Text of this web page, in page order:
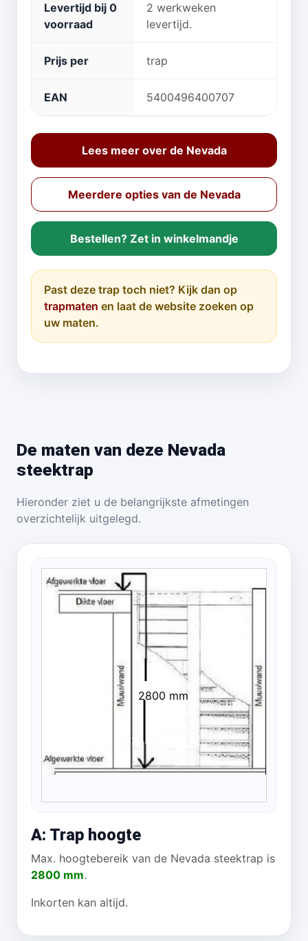
Levertijd bij 0
voorraad
2 werkweken
levertijd.
Prijs per trap
EAN 5400496400707
Lees meer over de Nevada
Meerdere opties van de Nevada
Bestellen? Zet in winkelmandje
Past deze trap toch niet? Kijk dan op
trapmaten en laat de website zoeken op
uw maten.
De maten van deze Nevada
steektrap
Hieronder ziet u de belangrijkste afmetingen
overzichtelijk uitgelegd.
2800 mm
A: Trap hoogte
Max. hoogtebereik van de Nevada steektrap is
2800 mm.
Inkorten kan altijd.